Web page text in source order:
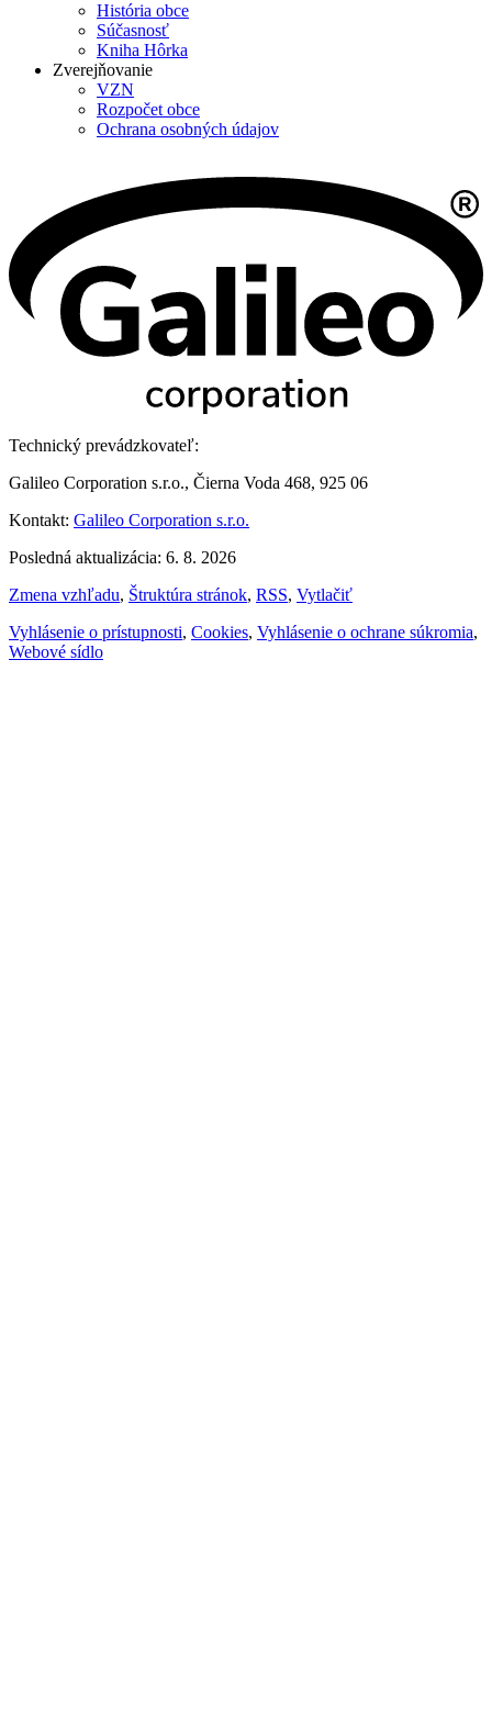
História obce
Súčasnosť
Kniha Hôrka
Zverejňovanie
VZN
Rozpočet obce
Ochrana osobných údajov
Technický prevádzkovateľ:
Galileo Corporation s.r.o., Čierna Voda 468, 925 06
Kontakt: Galileo Corporation s.r.o.
Posledná aktualizácia: 6. 8. 2026
Zmena vzhľadu, Štruktúra stránok, RSS, Vytlačiť
Vyhlásenie o prístupnosti, Cookies, Vyhlásenie o ochrane súkromia,
Webové sídlo